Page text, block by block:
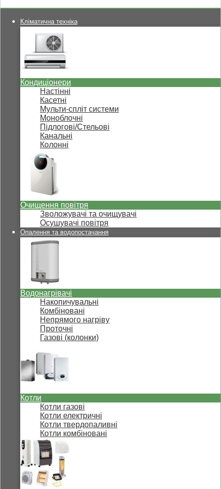
Кліматична техніка
Кондиціонери
Настінні
Касетні
Мульти-спліт системи
Моноблочні
Підлогові/Стельові
Канальні
Колонні
Очищення повітря
Зволожувачі та очищувачі
Осушувачі повітря
Опалення та водопостачання
Водонагрівачі
Накопичувальні
Комбіновані
Непрямого нагріву
Проточні
Газові (колонки)
Котли
Котли газові
Котли електричні
Котли твердопаливні
Котли комбіновані